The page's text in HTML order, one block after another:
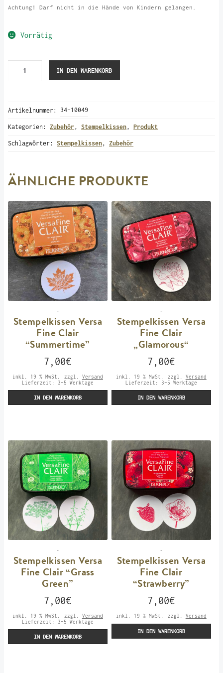
Achtung! Darf nicht in die Hände von Kindern gelangen.
Vorrätig
“Baby
Pink”
IN DEN WARENKORB
Artikelnummer: 34-10049
Kategorien:Zubehör,Stempelkissen,Produkt
Schlagwörter:Stempelkissen,Zubehör
ÄHNLICHE PRODUKTE
-
Stempelkissen Versa
Fine Clair
“Summertime”
7,00€
inkl. 19 % MwSt. zzgl. Versand
Lieferzeit: 3-5 Werktage
IN DEN WARENKORB
-
Stempelkissen Versa
Fine Clair
„Glamorous“
7,00€
inkl. 19 % MwSt. zzgl. Versand
Lieferzeit:
3-5 Werktage
IN DEN WARENKORB
-
Stempelkissen Versa
Fine Clair “Grass
Green”
7,00€
inkl. 19 % MwSt. zzgl. Versand
Lieferzeit: 3-5 Werktage
IN DEN WARENKORB
-
Stempelkissen Versa
Fine Clair
“Strawberry”
7,00€
inkl. 19 % MwSt. zzgl. Versand
IN DEN WARENKORB